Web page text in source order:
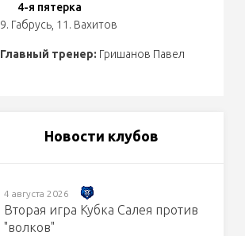
4-я пятерка
9. Габрусь, 11. Вахитов
Главный тренер: Гришанов Павел
Новости клубов
4 августа 2026
Вторая игра Кубка Салея против
"волков"